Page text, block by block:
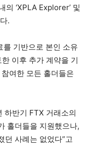
의 ‘XPLA Explorer’ 및
.
기반으로 본인 소유
이후 추가 계약을 기
여한 모든 홀더들은
하반기 FTX 거래소의
홀더들을 지원했으나,
던 사례는 없었다”고